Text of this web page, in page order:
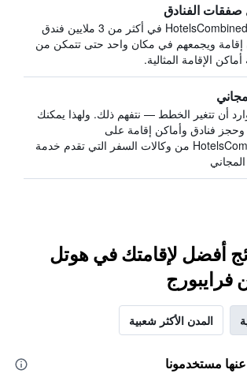
الفنادق
يبحث HotelsCombined في أكثر من 3 ملايين فندق
إقامة ويجمعهم في مكان واحد حتى تتمكن من
الإقامة المثالية.
أن تتغير الخطط — نتفهم ذلك. ولهذا يمكنك
فنادق وأماكن إقامة على
HotelsCombined من وكالات السفر التي تقدم خدمة
المجاني
أفضل لإقامتك في هوتل
المدن الأكثر شعبية
مستخدمونا